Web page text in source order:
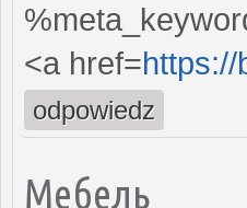
<a href=
odpowiedz
Мебель